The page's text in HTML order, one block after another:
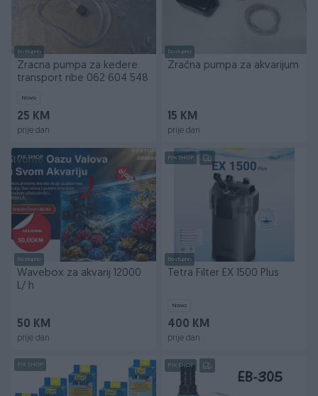
Dostupno
Zracna pumpa za kedere
transport ribe 062 604 548
Novo
25 KM
prije dan
Dostupno
Zračna pumpa za akvarijum
15 KM
prije dan
PIK SHOP
Dostupno
Wavebox za akvarij 12000
L/ h
50 KM
prije dan
PIK SHOP
Dostupno
Tetra Filter EX 1500 Plus
Novo
400 KM
prije dan
PIK SHOP PIK SHOP